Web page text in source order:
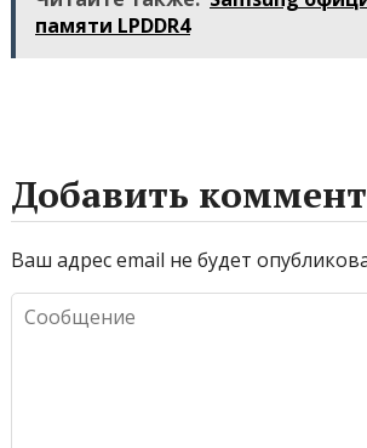
миру
беспроводной
памяти LPDDR4
Добавить
Ваш адрес email не будет